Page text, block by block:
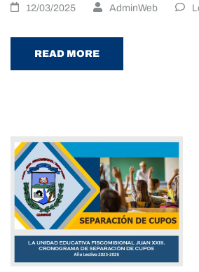
12/03/2025 AdminWeb
READ MORE